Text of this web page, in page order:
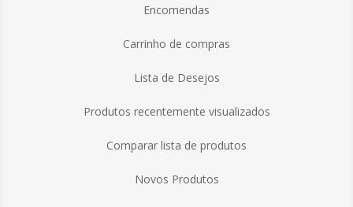
Encomendas
Carrinho de compras
Lista de Desejos
Produtos recentemente visualizados
Comparar lista de produtos
Novos Produtos